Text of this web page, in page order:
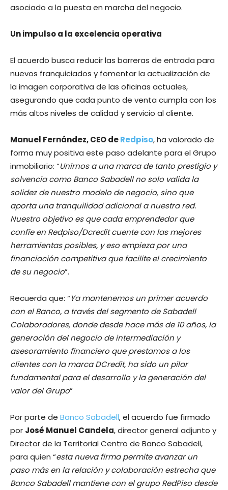
asociado a la puesta en marcha del negocio.
Un impulso a la excelencia operativa
El acuerdo busca reducir las barreras de entrada para
nuevos franquiciados y fomentar la actualización de
la imagen corporativa de las oficinas actuales,
asegurando que cada punto de venta cumpla con los
más altos niveles de calidad y servicio al cliente.
Manuel Fernández, CEO deRedpiso, ha valorado de
forma muy positiva este paso adelante para el Grupo
inmobiliario: “Unirnos a una marca de tanto prestigio y
solvencia como Banco Sabadell no solo valida la
solidez de nuestro modelo de negocio, sino que
aporta una tranquilidad adicional a nuestra red.
Nuestro objetivo es que cada emprendedor que
confíe en Redpiso/Dcredit cuente con las mejores
herramientas posibles, y eso empieza por una
financiación competitiva que facilite el crecimiento
de su negocio”.
Recuerda que: “Ya mantenemos un primer acuerdo
con el Banco, a través del segmento de Sabadell
Colaboradores, donde desde hace más de 10 años, la
generación del negocio de intermediación y
asesoramiento financiero que prestamos a los
clientes con la marca DCredit, ha sido un pilar
fundamental para el desarrollo y la generación del
valor del Grupo”
Por parte de Banco Sabadell, el acuerdo fue firmado
por José Manuel Candela, director general adjunto y
Director de la Territorial Centro de Banco Sabadell,
para quien “esta nueva firma permite avanzar un
paso más en la relación y colaboración estrecha que
Banco Sabadell mantiene con el grupo RedPiso desde